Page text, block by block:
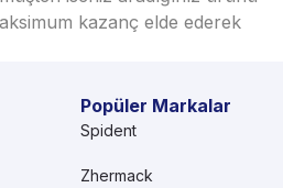
kazanç elde ederek
Popüler Markalar
Spident
Zhermack